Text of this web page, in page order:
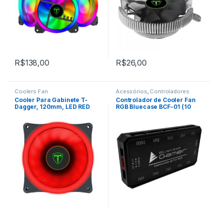
R$138,00 R$26,00
Coolers Fan
Cooler Para Gabinete T-
Dagger, 120mm, LED RED
Acessórios Controladores
Controlador de Cooler Fan
RGB Bluecase BCF-01 (10